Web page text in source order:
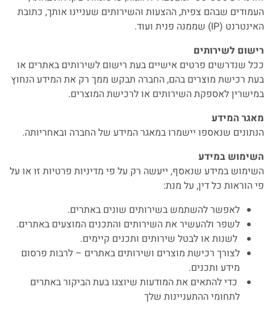
העמודים שבהם צפית, ההצעות והשירותים שעניינו אותך, כתובת
האינטרנט (IP) שממנה פנית ועוד.
רישום לשירותים
ככל שנדרשים פרטים אישיים בעת רישום לשירותים באתרים או
בעת רכישת מוצרים בהם, החברה תבקש ממך רק את המידע הנחוץ
במישרין לאספקת השירותים או לרכישת המוצרים.
מאגר המידע
הנתונים שנאספו יישמרו במאגר המידע של החברה ובאחריותה.
השימוש במידע
השימוש במידע שנאסף, ייעשה רק על פי מדיניות פרטיות זו או על
פי הוראות כל דין, על מנת:
לאפשר להשתמש בשירותים שונים באתרים.
לשפר ולהעשיר את השירותים והתכנים המוצעים באתרים.
לשנות או לבטל שירותים ותכנים קיימים.
לצורך רכישת מוצרים ושירותים באתרים – לרבות פרסום
מידע ותכנים.
כדי להתאים את המודעות שיוצגו בעת הביקור באתרים
לתחומי ההתעניינות שלך